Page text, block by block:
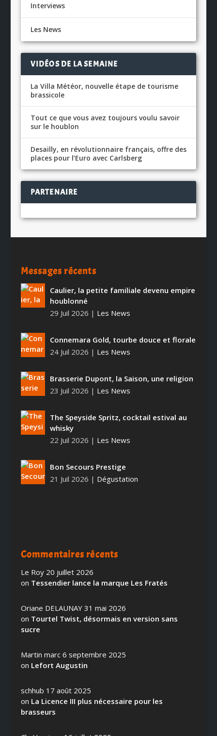
Interviews
Les News
VIDÉOS DE LA SEMAINE
La Villa Météor, nouvelle étape de tourisme
brassicole
Tout ce que vous avez toujours voulu savoir
sur le houblon
Desailly, en révolutionnaire français, offre des
places pour l’Euro avec Carlsberg
PARTENAIRE
Messages récents
Caulier, la petite familiale devenu empire
houblonné
29 Juil 2026 | Les News
Connemara Gold, tourbe douce et florale
24 Juil 2026 | Les News
Brasserie Dupont, la Saison, une religion
23 Juil 2026 | Les News
The Speyside Spritz, cocktail estival au
whisky
22 Juil 2026 | Les News
Bon Secours Prestige
21 Juil 2026 | Dégustation
Commentaires récents
Le Roy 20 juillet 2026
on Tessendier lance la marque Les Fratés
Oriane DELAUNAY 31 mai 2026
on Tourtel Twist, désormais en version sans
sucre
Martin marc 6 septembre 2025
on Lefort Augustin
schhub 17 août 2025
on La Licence III plus nécessaire pour les
brasseurs